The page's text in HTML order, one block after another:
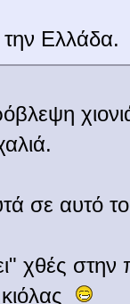
Ελλάδα.
σε αυτό
χθές